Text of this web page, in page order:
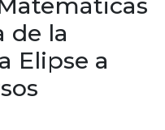
de la
Elipse a